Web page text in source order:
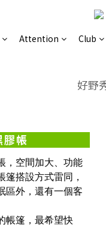
Attention Club
好野
膠帳
，空間加大、功能
搭設方式雷同，
區外，還有一個客
帳篷，最希望快